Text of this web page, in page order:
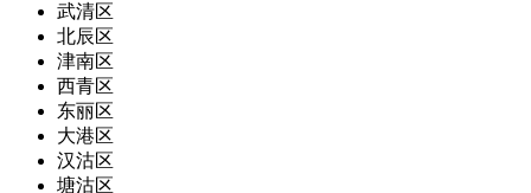
武清区
北辰区
津南区
西青区
东丽区
大港区
汉沽区
塘沽区